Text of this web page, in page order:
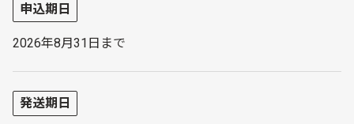
申込期日
2026年8月31日まで
発送期日